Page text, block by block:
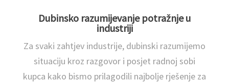
Dubinsko razumijevanje potražnje u
industriji
Za svaki zahtjev industrije, dubinski razumijemo
situaciju kroz razgovor i posjet radnoj sobi
kupca kako bismo prilagodili najbolje rješenje za